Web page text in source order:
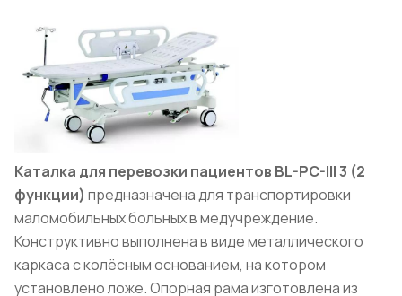
Каталка для перевозки пациентов BL-PC-III 3 (2
функции) предназначена для транспортировки
маломобильных больных в медучреждение.
Конструктивно выполнена в виде металлического
каркаса с колёсным основанием, на котором
установлено ложе. Опорная рама изготовлена из